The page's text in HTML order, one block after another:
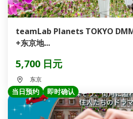
teamLab Planets TOKYO
+东京地...
5,700 日元
东京
当日预约 即时确认